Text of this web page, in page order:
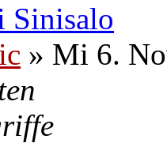
Sinisalo
» Mi 6.